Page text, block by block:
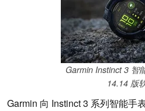
Garmin Instinct 3 智
14.14 版
Garmin 向 Instinct 3 系列智能手